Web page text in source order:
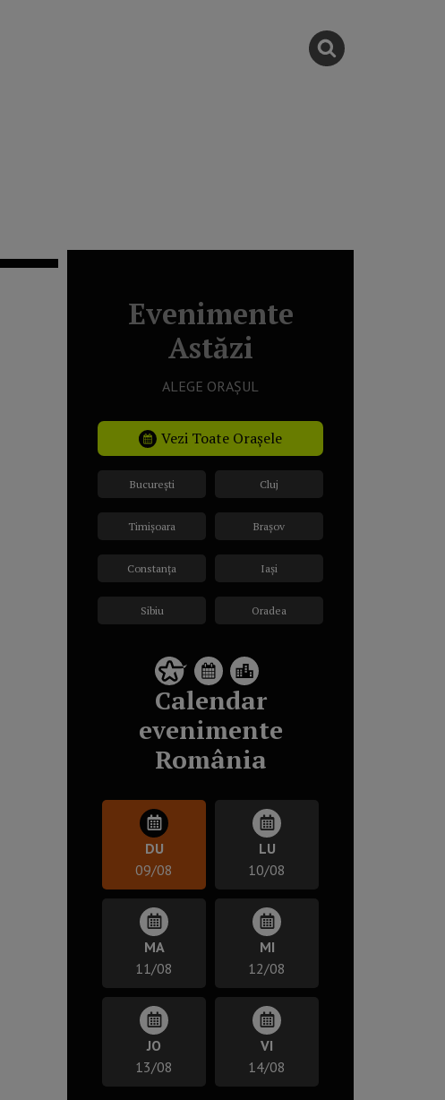
Evenimente
Astăzi
ALEGE ORAȘUL
Vezi Toate Orașele
București
Timișoara
Constanța
Sibiu
Cluj
Brașov
Iași
Oradea
Calendar
evenimente
România
DU
09/08
LU
10/08
MA
11/08
MI
12/08
JO
13/08
VI
14/08